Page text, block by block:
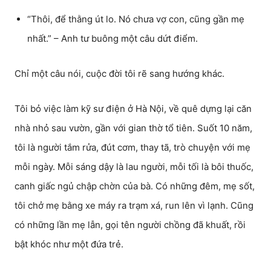
“Thôi, để thằng út lo. Nó chưa vợ con, cũng gần mẹ
nhất.” – Anh tư buông một câu dứt điểm.
Chỉ một câu nói, cuộc đời tôi rẽ sang hướng khác.
Tôi bỏ việc làm kỹ sư điện ở Hà Nội, về quê dựng lại căn
nhà nhỏ sau vườn, gần với gian thờ tổ tiên. Suốt 10 năm,
tôi là người tắm rửa, đút cơm, thay tã, trò chuyện với mẹ
mỗi ngày. Mỗi sáng dậy là lau người, mỗi tối là bôi thuốc,
canh giấc ngủ chập chờn của bà. Có những đêm, mẹ sốt,
tôi chở mẹ bằng xe máy ra trạm xá, run lên vì lạnh. Cũng
có những lần mẹ lẫn, gọi tên người chồng đã khuất, rồi
bật khóc như một đứa trẻ.